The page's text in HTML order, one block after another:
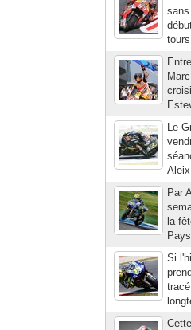
Le
Par
la
Si